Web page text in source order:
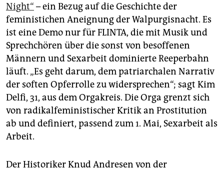
Night“ – ein Bezug auf die Geschichte der
feministichen Aneignung der Walpurgisnacht. Es
ist eine Demo nur für FLINTA, die mit Musik und
Sprechchören über die sonst von besoffenen
Männern und Sexarbeit dominierte Reeperbahn
läuft. „Es geht darum, dem patriarchalen Narrativ
der soften Opferrolle zu widersprechen“; sagt Kim
Delfi, 31, aus dem Orgakreis. Die Orga grenzt sich
von radikalfeministischer Kritik an Prostitution
ab und definiert, passend zum 1. Mai, Sexarbeit als
Arbeit.
Der Historiker Knud Andresen von der